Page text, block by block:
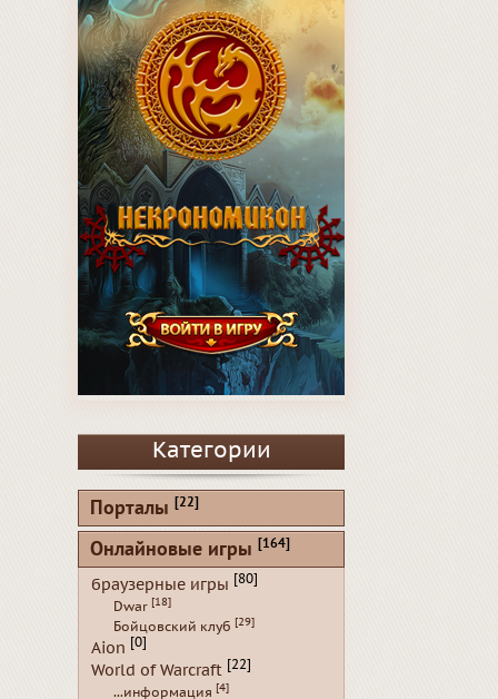
Категории
Порталы [22]
Онлайновые игры [164]
браузерные игры [80]
Dwar [18]
Бойцовский клуб [29]
Aion [0]
World of Warcraft [22]
...информация [4]